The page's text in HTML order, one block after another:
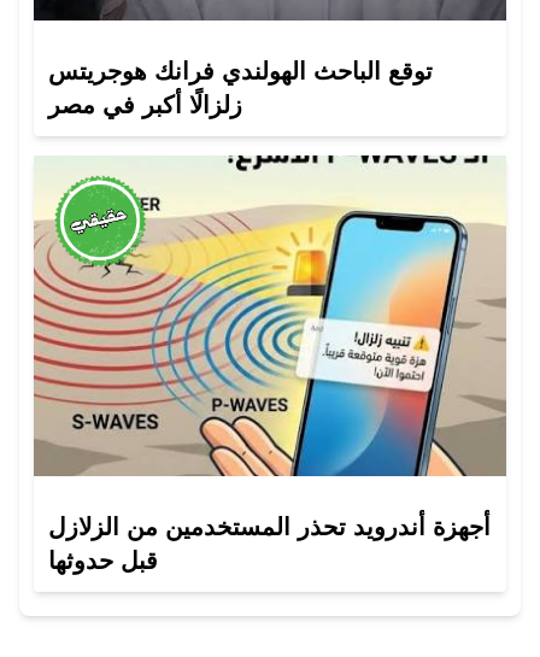
توقع الباحث الهولندي فرانك هوجريتس
زلزالًا أكبر في مصر
أجهزة أندرويد تحذر المستخدمين من الزلازل
قبل حدوثها